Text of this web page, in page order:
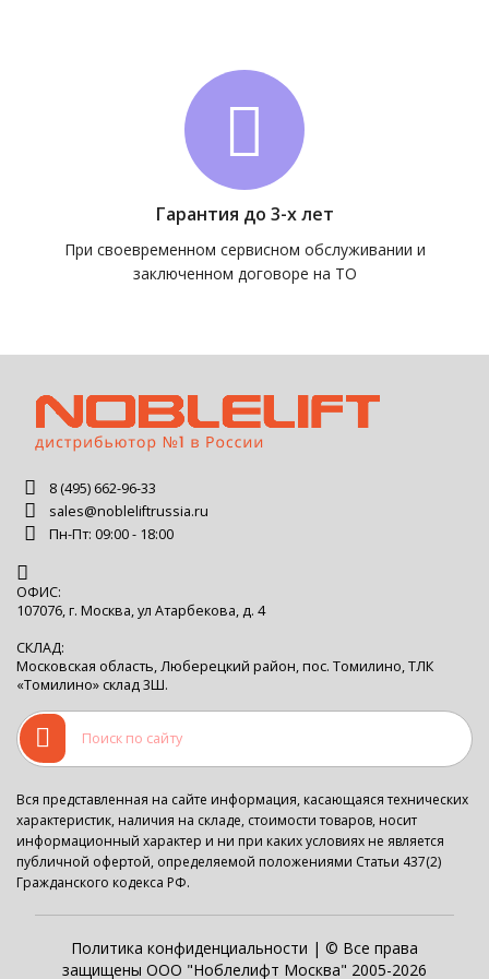
Гарантия до 3-х лет
При своевременном сервисном обслуживании и
заключенном договоре на ТО
8 (495) 662-96-33
sales@nobleliftrussia.ru
Пн-Пт: 09:00 - 18:00
ОФИС:
107076, г. Москва, ул Атарбекова, д. 4
СКЛАД:
Московская область, Люберецкий район, пос. Томилино, ТЛК
«Томилино» склад 3Ш.
Вся представленная на сайте информация, касающаяся технических
характеристик, наличия на складе, стоимости товаров, носит
информационный характер и ни при каких условиях не является
публичной офертой, определяемой положениями Статьи 437(2)
Гражданского кодекса РФ.
Политика конфиденциальности | © Все права
защищены ООО "Ноблелифт Москва" 2005-2026